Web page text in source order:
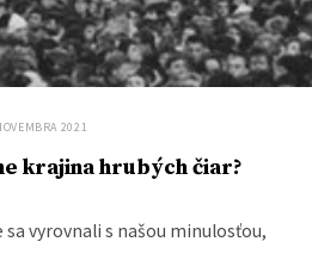
2021
krajina hrubých čiar?
vyrovnali s našou minulosťou,